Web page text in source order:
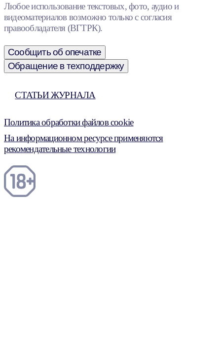
Любое использование текстовых, фото, аудио и
видеоматериалов возможно только с согласия
правообладателя (ВГТРК).
Сообщить об опечатке
Обращение в техподдержку
СТАТЬИ ЖУРНАЛА
Политика обработки файлов cookie
На информационном ресурсе применяются
рекомендательные технологии